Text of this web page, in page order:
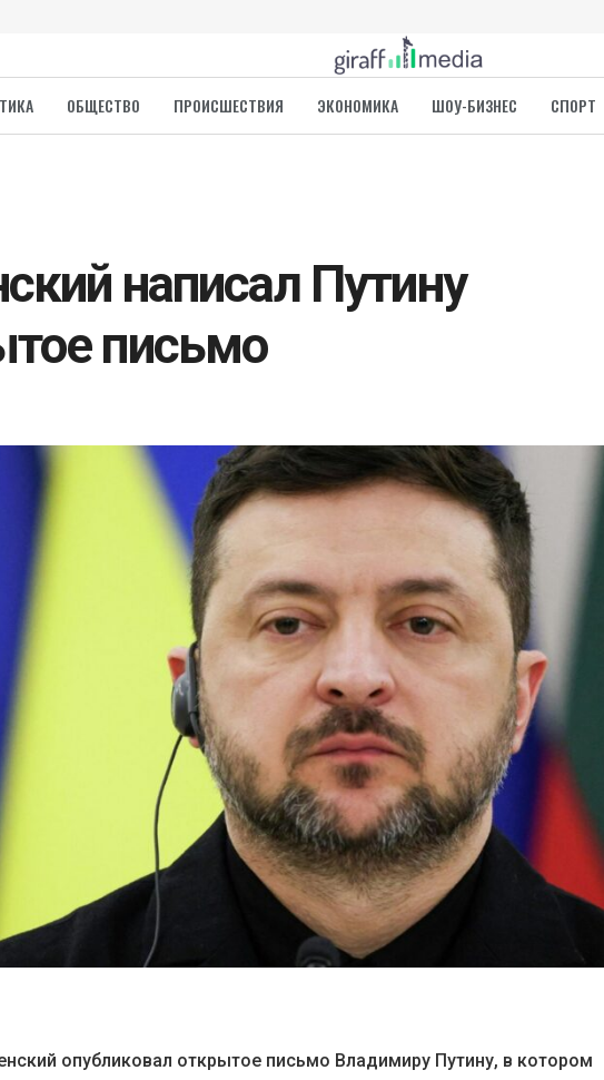
ОБЩЕСТВО ПРОИСШЕСТВИЯ ЭКОНОМИКА ШОУ-БИЗНЕС СПОРТ
написал Путину
письмо
опубликовал открытое письмо Владимиру Путину, в котором